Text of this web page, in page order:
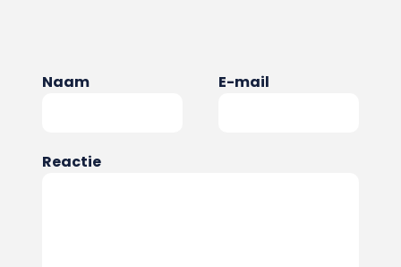
Naam E-mail
Reactie